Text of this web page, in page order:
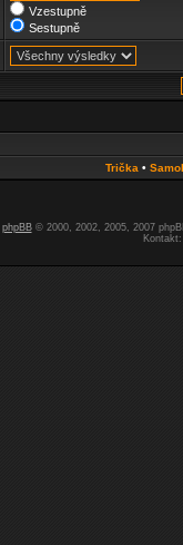
Vzestupně
Sestupně
Trička •
phpBB© 2000, 2002, 2005, 2007